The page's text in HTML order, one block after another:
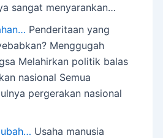
sangat menyarankan…
Penderitaan yang
Menggugah
Melahirkan politik balas
nasional Semua
pergerakan nasional
Usaha manusia